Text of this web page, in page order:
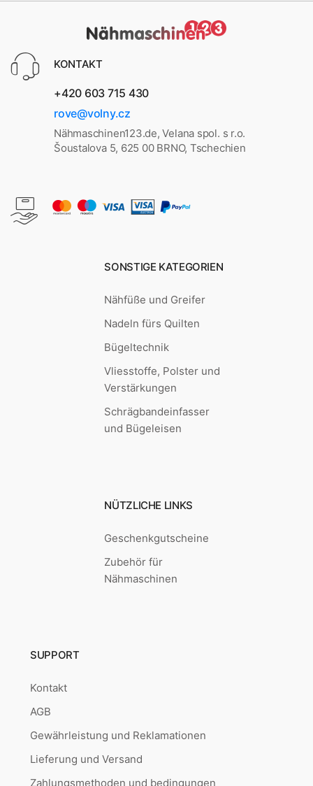
KONTAKT
+420 603 715 430
rove@volny.cz
Nähmaschinen123.de, Velana spol. s r.o.
Šoustalova 5, 625 00 BRNO, Tschechien
SONSTIGE KATEGORIEN
Nähfüße und Greifer
Nadeln fürs Quilten
Bügeltechnik
Vliesstoffe, Polster und
Verstärkungen
Schrägbandeinfasser
und Bügeleisen
NÜTZLICHE LINKS
Geschenkgutscheine
Zubehör für
Nähmaschinen
SUPPORT
Kontakt
AGB
Gewährleistung und Reklamationen
Lieferung und Versand
Zahlungsmethoden und bedingungen